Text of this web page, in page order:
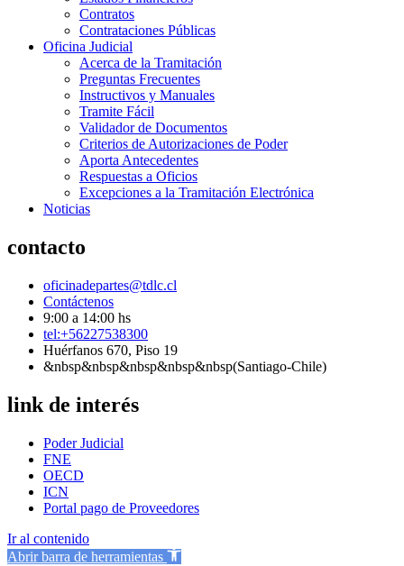
Contratos
Contrataciones Públicas
Oficina Judicial
Acerca de la Tramitación
Preguntas Frecuentes
Instructivos y Manuales
Tramite Fácil
Validador de Documentos
Criterios de Autorizaciones de Poder
Aporta Antecedentes
Respuestas a Oficios
Excepciones a la Tramitación Electrónica
Noticias
contacto
oficinadepartes@tdlc.cl
Contáctenos
9:00 a 14:00 hs
tel:+56227538300
Huérfanos 670, Piso 19
&nbsp&nbsp&nbsp&nbsp&nbsp(Santiago-Chile)
link de interés
Poder Judicial
FNE
OECD
ICN
Portal pago de Proveedores
Ir al contenido
Abrir barra de herramientas